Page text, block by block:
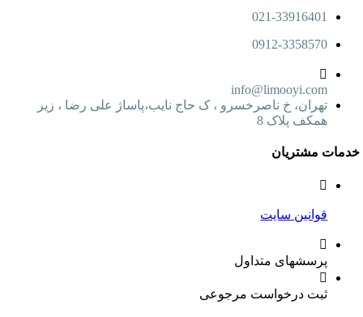
021-33916401
0912-3358570
info@limooyi.com
تهران، خ ناصرخسرو ، ک حاج نایب،پاساژ علی رضا ، زیر
همکف پلاک 8
مشتریان
قوانین سایت
پرسشهای متداول
ثبت درخواست مرجوعی